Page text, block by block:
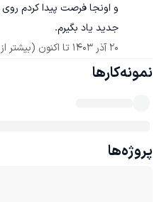
جدید یاد بگیرم.
20 آذر 1403
تا اکنون (بیشتر از 1 سال)
نمونه‌کارها
پروژه‌ها